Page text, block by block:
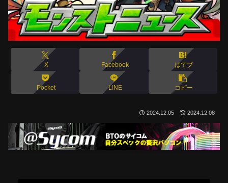
X Facebook はてブ
Pocket LINE コピー
2024.12.05 2024.12.08